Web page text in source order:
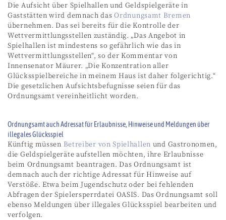
Die Aufsicht über Spielhallen und Geldspielgeräte in
Gaststätten wird demnach dasOrdnungsamt Bremen
übernehmen. Das sei bereits für die Kontrolle der
Wettvermittlungsstellen zuständig. „Das Angebot in
Spielhallen ist mindestens so gefährlich wie das in
Wettvermittlungsstellen“, so der Kommentar von
Innensenator Mäurer. „Die Konzentration aller
Glücksspielbereiche in meinem Haus ist daher folgerichtig.“
Die gesetzlichen Aufsichtsbefugnisse seien für das
Ordnungsamt vereinheitlicht worden.
Ordnungsamt auch Adressat für Erlaubnisse, Hinweise und Meldungen über
illegales Glücksspiel
Künftig müssen Betreiber von Spielhallen und Gastronomen,
die Geldspielgeräte aufstellen möchten, ihre Erlaubnisse
beim Ordnungsamt beantragen. Das Ordnungsamt ist
demnach auch der richtige Adressat für Hinweise auf
Verstöße. Etwa beim Jugendschutz oder bei fehlenden
Abfragen der Spielersperrdatei OASIS. Das Ordnungsamt soll
ebenso Meldungen über illegales Glücksspiel bearbeiten und
verfolgen.